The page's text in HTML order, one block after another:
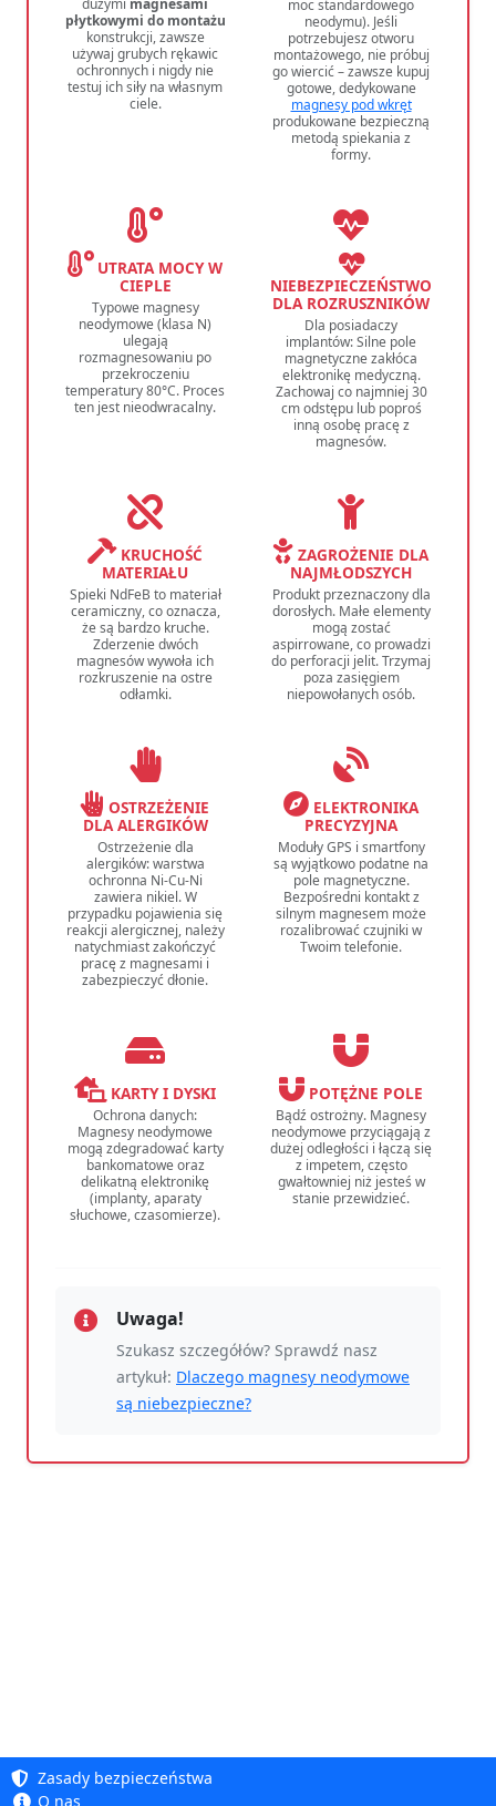
dużymi magnesami
płytkowymi do montażu
konstrukcji, zawsze
używaj grubych rękawic
ochronnych i nigdy nie
testuj ich siły na własnym
ciele.
moc standardowego
neodymu). Jeśli
potrzebujesz otworu
montażowego, nie próbuj
go wiercić – zawsze kupuj
gotowe, dedykowane
magnesy pod wkręt
produkowane bezpieczną
metodą spiekania z
formy.
UTRATA MOCY W
CIEPLE
Typowe magnesy
neodymowe (klasa N)
ulegają
rozmagnesowaniu po
przekroczeniu
temperatury 80°C. Proces
ten jest nieodwracalny.
NIEBEZPIECZEŃSTWO
DLA ROZRUSZNIKÓW
Dla posiadaczy
implantów: Silne pole
magnetyczne zakłóca
elektronikę medyczną.
Zachowaj co najmniej 30
cm odstępu lub poproś
inną osobę pracę z
magnesów.
KRUCHOŚĆ
MATERIAŁU
Spieki NdFeB to materiał
ceramiczny, co oznacza,
że są bardzo kruche.
Zderzenie dwóch
magnesów wywoła ich
rozkruszenie na ostre
odłamki.
ZAGROŻENIE DLA
NAJMŁODSZYCH
Produkt przeznaczony dla
dorosłych. Małe elementy
mogą zostać
aspirrowane, co prowadzi
do perforacji jelit. Trzymaj
poza zasięgiem
niepowołanych osób.
OSTRZEŻENIE
DLA ALERGIKÓW
Ostrzeżenie dla
alergików: warstwa
ochronna Ni-Cu-Ni
zawiera nikiel. W
przypadku pojawienia się
reakcji alergicznej, należy
natychmiast zakończyć
pracę z magnesami i
zabezpieczyć dłonie.
ELEKTRONIKA
PRECYZYJNA
Moduły GPS i smartfony
są wyjątkowo podatne na
pole magnetyczne.
Bezpośredni kontakt z
silnym magnesem może
rozalibrować czujniki w
Twoim telefonie.
KARTY I DYSKI
Ochrona danych:
Magnesy neodymowe
mogą zdegradować karty
bankomatowe oraz
delikatną elektronikę
(implanty, aparaty
słuchowe, czasomierze).
POTĘŻNE POLE
Bądź ostrożny. Magnesy
neodymowe przyciągają z
dużej odległości i łączą się
z impetem, często
gwałtowniej niż jesteś w
stanie przewidzieć.
Uwaga!
Szukasz szczegółów? Sprawdź nasz
artykuł: Dlaczego magnesy neodymowe
są niebezpieczne?
Zasady bezpieczeństwa
O nas